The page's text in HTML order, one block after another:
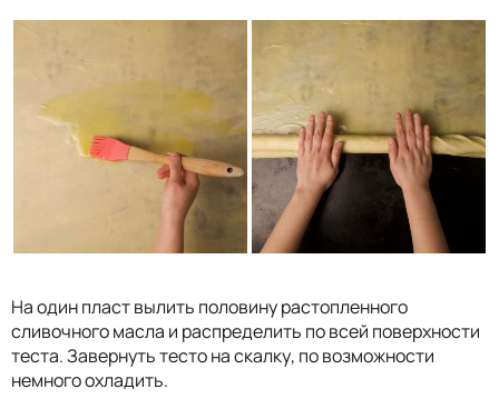
На один пласт вылить половину растопленного
сливочного масла и распределить по всей поверхности
теста. Завернуть тесто на скалку, по возможности
немного охладить.